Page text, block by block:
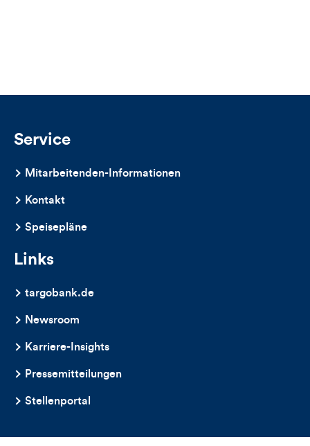
Service
Mitarbeitenden-Informationen
Kontakt
Speisepläne
Links
targobank.de
Newsroom
Karriere-Insights
Pressemitteilungen
Stellenportal